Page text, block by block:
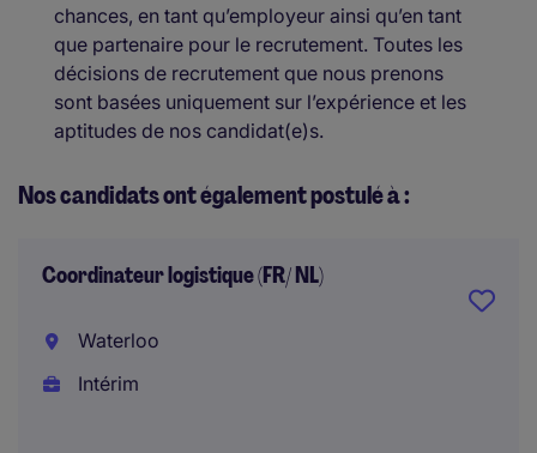
chances, en tant qu’employeur ainsi qu’en tant
que partenaire pour le recrutement. Toutes les
décisions de recrutement que nous prenons
sont basées uniquement sur l’expérience et les
aptitudes de nos candidat(e)s.
Nos candidats ont également postulé à :
Coordinateur logistique (FR/ NL)
Waterloo
Intérim